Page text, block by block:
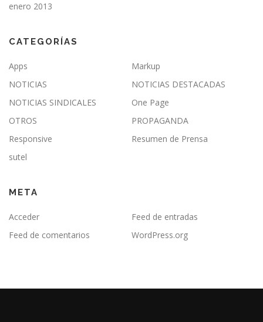
enero 2013
CATEGORÍAS
Apps
Markup
NOTICIAS
NOTICIAS DESTACADAS
NOTICIAS SINDICALES
One Page
OTROS
PROPAGANDA
Responsive
Resumen de Prensa
sutel
META
Acceder
Feed de entradas
Feed de comentarios
WordPress.org